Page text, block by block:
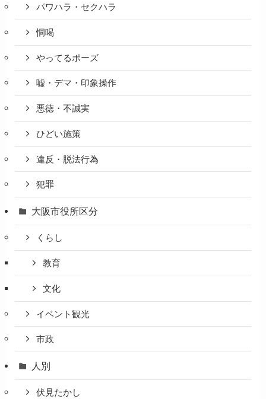
パワハラ・セクハラ
恫喝
やってるポーズ
嘘・デマ・印象操作
悪徳・不誠実
ひどい施策
違反・脱法行為
犯罪
大阪市役所区分
くらし
教育
文化
イベント観光
市政
人別
伏見たかし